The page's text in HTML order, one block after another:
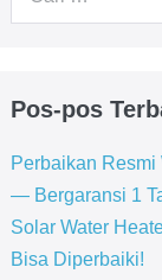
Pos-pos
Perbaikan Resmi
— Bergaransi 1
Solar Water
Bisa Diperbaiki!